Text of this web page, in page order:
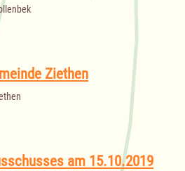
Ziethen
am 15.10.2019